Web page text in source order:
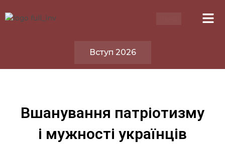
Вступ 2026
Вшанування патріотизму
і мужності українців